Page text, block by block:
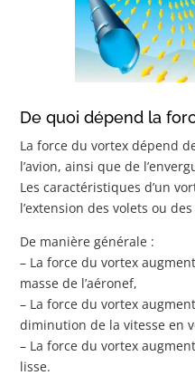
De quoi dépend la
La force du vortex dépend
l’avion, ainsi que de
Les caractéristiques d’un
l’extension des volets ou
De manière générale :
– La force du vortex
masse de l’aéronef,
– La force du vortex
diminution de la vitesse en
– La force du vortex
lisse.